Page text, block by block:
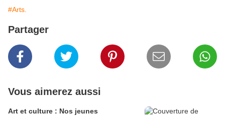
#Arts.
Partager
Vous aimerez aussi
Art et culture : Nos jeunes